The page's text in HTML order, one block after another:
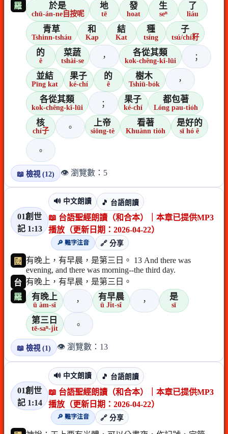
羅
於是
chū-án-ne自按呢
地
tē
發
hoat
生
seⁿ
了
liáu
青草
Tshinn-tsháu
和
Kap
結
Kat
種
tsíng
子
tsú/chí籽
的
ê
菜蔬
tshài-se ， 各從其類
kok-chêng-kî-lūi ；
並結
Pīng kat
果子
ké-chí
的
ê
樹木
Tshiū-bo̍k ，
各從其類
kok-chêng-kî-lūi ； 果子
ké-chí
都包著
Lóng pau-tio̍h
核
chí子 。 上帝
siōng-tè
看著
Khuànn tio̍h
是好的
sī hó ê
。
📖 檢視 (12) 👁️ 瀏覽數：5
01創世
記 1:13
🔊 中文朗讀 🎵 台語朗讀
📖 台語聖經朗讀（和合本）｜本章已提供MP3
播放（更新日期：2026-04-22）
🔎 難字注音
🔗 分享
國
有晚上，有早晨，是第三日。 13 And there was
evening, and there was morning--the third day.
台 有晚上，有早晨，是第三日。
羅
有晚上
ū àm-sî ， 有早晨
ū Ji̍t-sî ， 是
sī
第三日
tē-saⁿ-ji̍t 。
📖 檢視 (1) 👁️ 瀏覽數：13
01創世
記 1:14
🔊 中文朗讀 🎵 台語朗讀
📖 台語聖經朗讀（和合本）｜本章已提供MP3
播放（更新日期：2026-04-22）
🔎 難字注音
🔗 分享